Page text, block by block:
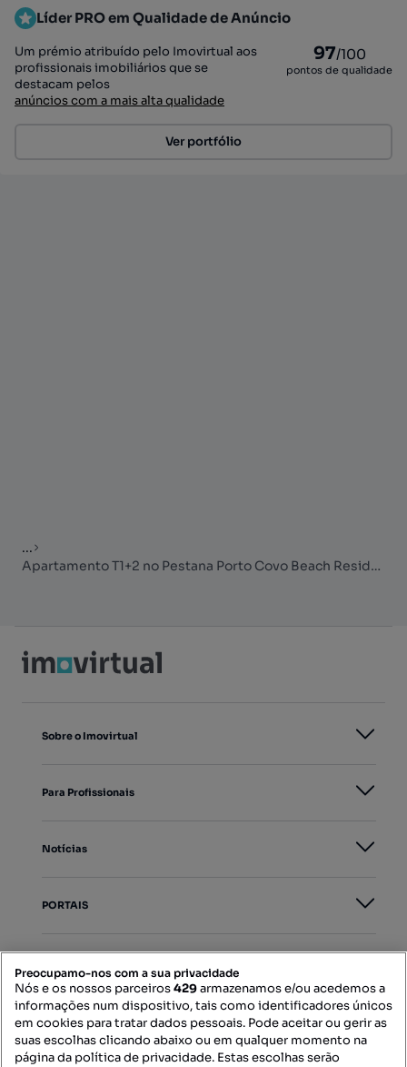
Líder PRO em Qualidade de Anúncio
Um prémio atribuído pelo Imovirtual aos
profissionais imobiliários que se
destacam pelos
anúncios com a mais alta qualidade
97/100
pontos de qualidade
Ver portfólio
...
Apartamento T1+2 no Pestana Porto Covo Beach Residences
Sobre o Imovirtual
Para Profissionais
Notícias
PORTAIS
Contacte-nos
Preocupamo-nos com a sua privacidade
Nós e os nossos parceiros429armazenamos e/ou acedemos a
informações num dispositivo, tais como identificadores únicos
em cookies para tratar dados pessoais. Pode aceitar ou gerir as
suas escolhas clicando abaixo ou em qualquer momento na
página da política de privacidade. Estas escolhas serão